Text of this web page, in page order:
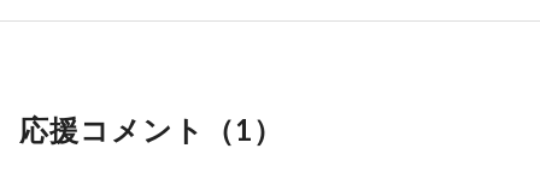
応援コメント（1）